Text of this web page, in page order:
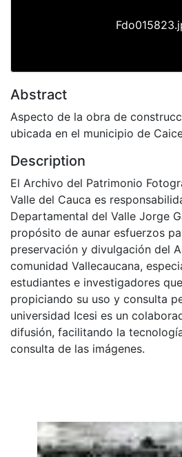
Abstract
Aspecto de la obra de
ubicada en el municipio de
Description
El Archivo del Patrimonio
Valle del Cauca es
Departamental del Valle Jorge
propósito de aunar esfuerzos
preservación y divulgación del
comunidad Vallecaucana,
estudiantes e investigadores
propiciando su uso y consulta
universidad Icesi es un
difusión, facilitando la
consulta de las imágenes.